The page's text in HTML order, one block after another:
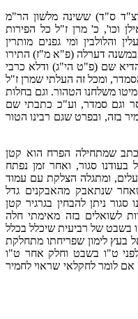
ס"ד) ששינה מלשון הר"מ
וכו', כ' מרן ז"ל כל הפירות
ומי גפנים מותרין
דערלה (פ"א מ"ז) התירו
שם (פ"ט הי"ג) ודלא כרבי
ומכל זה העלתי שמרן ז"ל
משלחנו הטהור. וגם בחלות
וגם סמדר, וע"כ כתבתי שם
בזה, ובפרט שגם רבינו הטור
שמתחילה הפרח הוא קטן
בעודנו סגור, ואחר זמן נפתח
ומתגלה הצלקת עם עמוד
שנתאבק מהאבקנים גדל
ניתן להבחין בגרגיר קטן
לשואלים בזה מאימתי חלה
בשבט של רביעית שיכלל בכלל
בעץ לימון שפריחתו מתחלקת
ט"ו בשבט וחלק אחר ט"ו
לומר לחקלאי שראוי לחמיר